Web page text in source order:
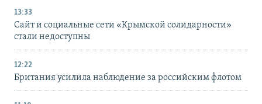
13:33
Сайт и социальные сети «Крымской солидарности»
стали недоступны
12:22
Британия усилила наблюдение за российским флотом